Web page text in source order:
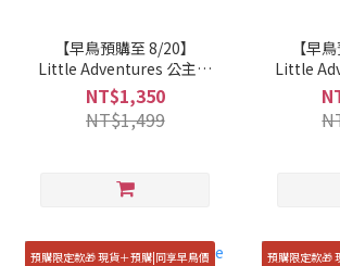
【早鳥預購至 8/20】
Little Adventures 公主包
屁衣 - 睡美人
NT$1,350
NT$1,499
【早
Little
屁
預購限定款🎁 現貨＋預購|同享早鳥價 預購限定款🎁